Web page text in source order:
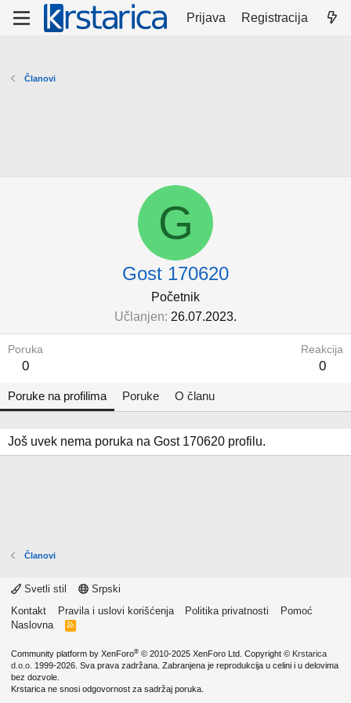
Prijava Registracija
Članovi
G
Gost 170620
Početnik
Učlanjen 26.07.2023.
Poruka
0
Reakcija
0
Poruke na profilima Poruke O članu
Još uvek nema poruka na Gost 170620 profilu.
Članovi
Svetli stil
Srpski
Kontakt
Pravila i uslovi korišćenja Politika privatnosti
Pomoć
Naslovna
R
Community platform by XenForo® © 2010-2025 XenForo Ltd. Copyright © Krstarica
d.o.o. 1999-2026. Sva prava zadržana. Zabranjena je reprodukcija u celini i u delovima
bez dozvole.
Krstarica ne snosi odgovornost za sadržaj poruka.